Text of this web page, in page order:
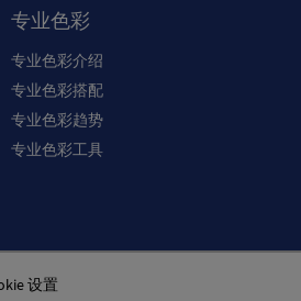
专业色彩
专业色彩介绍
专业色彩搭配
专业色彩趋势
专业色彩工具
设置